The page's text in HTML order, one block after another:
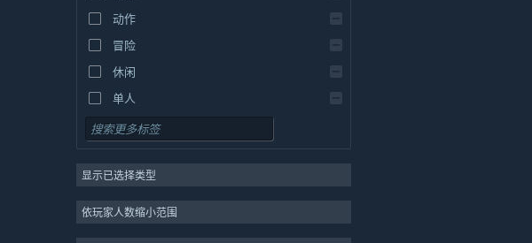
希腊语
动作
冒险
休闲
单人
模拟
策略
2D
显示已选择类型
依玩家人数缩小范围